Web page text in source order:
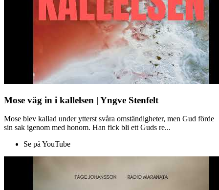
Mose väg in i kallelsen | Yngve Stenfelt
Mose blev kallad under ytterst svåra omständigheter, men Gud förde
sin sak igenom med honom. Han fick bli ett Guds re...
Se på YouTube